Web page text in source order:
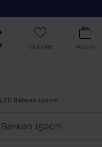
Ulubione Koszyk
Bałwan 150cm
150cm